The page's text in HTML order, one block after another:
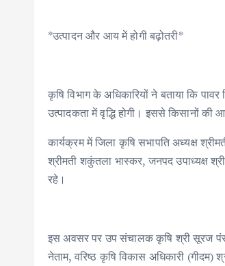
*उत्पादन और आय में होगी बढ़ोतरी*
कृषि विभाग के अधिकारियों ने बताया कि
उत्पादकता में वृद्धि होगी। इससे किसानों की
कार्यक्रम में जिला कृषि सभापति अध्यक्ष
श्रीमती शकुंतला भास्कर, जनपद उपाध्यक्ष
रहे।
इस अवसर पर उप संचालक कृषि श्री सूरज
नेताम, वरिष्ठ कृषि विकास अधिकारी (गीदम)